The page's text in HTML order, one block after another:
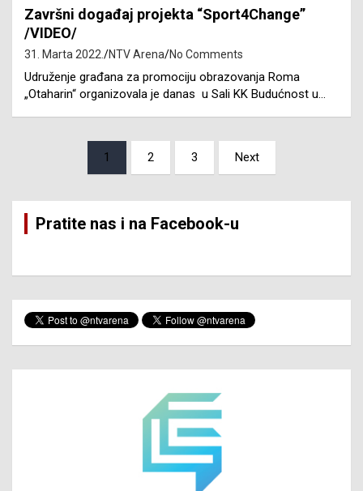
Završni događaj projekta “Sport4Change”
/VIDEO/
31. Marta 2022. NTV Arena No Comments
Udruženje građana za promociju obrazovanja Roma
„Otaharin“ organizovala je danas u Sali KK Budućnost u…
pagination
1 2 3 Next
Pratite nas i na Facebook-u